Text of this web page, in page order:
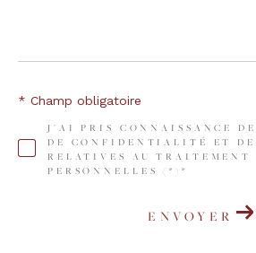
J'AI PRIS CONNAISSANCE
DE CONFIDENTIALITÉ ET
RELATIVES AU TRAITEMENT
PERSONNELLES (*)*
* Champ obligatoire
ENVOYER